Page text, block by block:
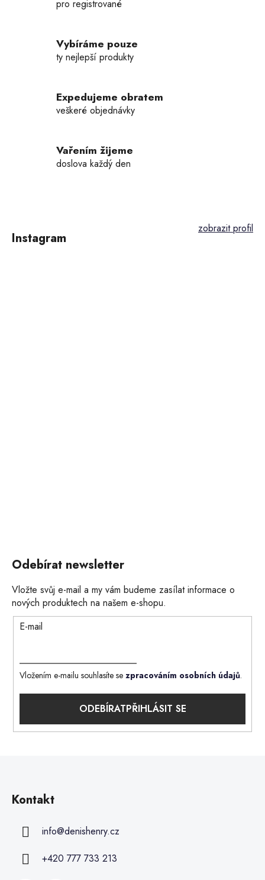
í
p
k
y
v
p
pro registrované
Vybíráme pouze
ty nejlepší produkty
Expedujeme obratem
veškeré objednávky
Vařením žijeme
doslova každý den
Instagram
Odebírat newsletter
Vložte svůj e-mail a my vám budeme zasílat informace o
nových produktech na našem e-shopu.
E-mail
Vložením e-mailu souhlasíte se zpracováním osobních údajů.
PŘIHLÁSIT SE
Kontakt
info@denishenry.cz
+420 777 733 213